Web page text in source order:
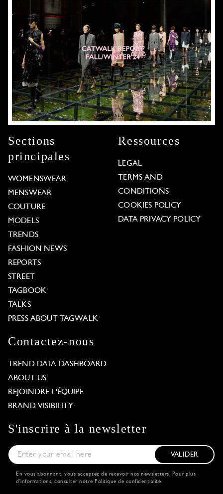
Sections
principales
WOMENSWEAR
MENSWEAR
COUTURE
MODELS
TRENDS
FASHION NEWS
REPORTS
STREET
TAGBOOK
TALKS
PRESS ABOUT TAGWALK
Ressources
LEGAL
TERMS AND
CONDITIONS
COOKIES POLICY
DATA PRIVACY POLICY
Contactez-nous
TREND DATA DASHBOARD
ABOUT US
REJOINDRE L'ÉQUIPE
BRAND VISIBILITY
S'inscrire à la newsletter
VALIDER
En vous abonnant, vous acceptez de recevoir nos newsletters. Pour plus
d'informations, consulter notre Politique de confidentialité.